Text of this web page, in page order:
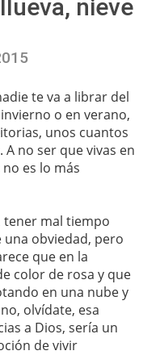
nieve
te va a librar del
o en verano,
unos cuantos
no ser que vivas en
es lo más
tener mal tiempo
una obviedad, pero
que en la
color de rosa y que
en una nube y
olvídate, esa
a Dios, sería un
de vivir